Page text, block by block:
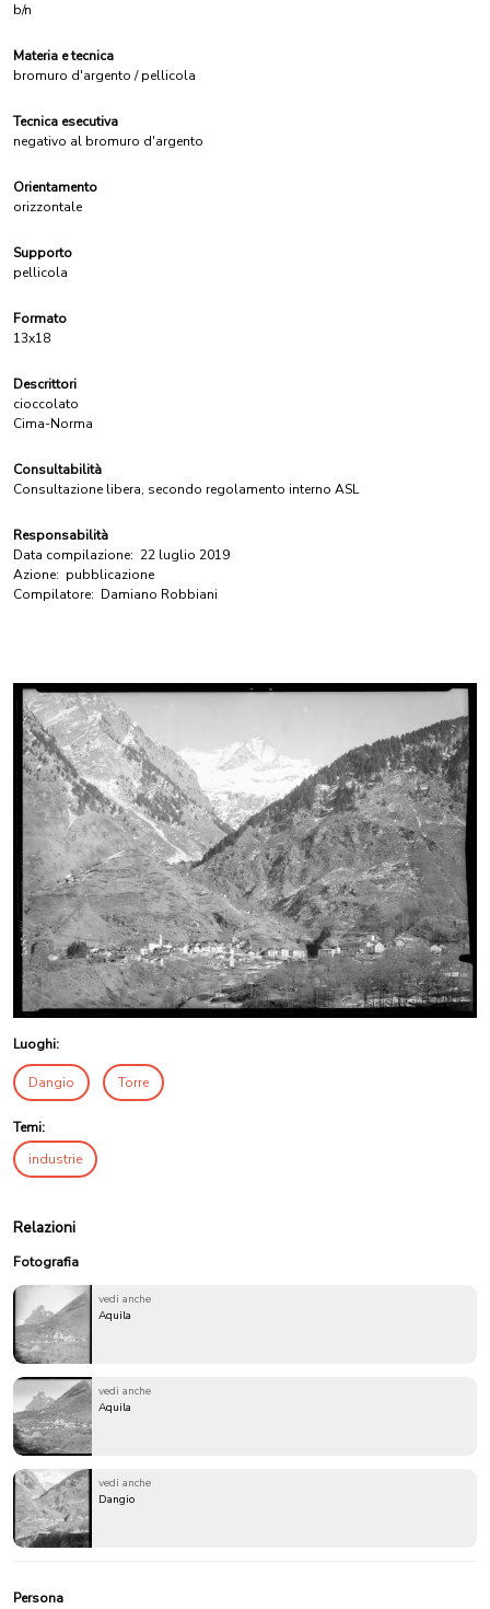
b/n
Materia e tecnica
bromuro d'argento / pellicola
Tecnica esecutiva
negativo al bromuro d'argento
Orientamento
orizzontale
Supporto
pellicola
Formato
13x18
Descrittori
cioccolato
Cima-Norma
Consultabilità
Consultazione libera, secondo regolamento interno ASL
Responsabilità
Data compilazione: 22 luglio 2019
Azione: pubblicazione
Compilatore: Damiano Robbiani
Luoghi:
Dangio Torre
Temi:
industrie
Relazioni
Fotografia
vedi anche
Aquila
vedi anche
Aquila
vedi anche
Dangio
Persona